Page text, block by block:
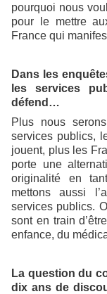
pourquoi nous
pour le mettre
France qui
Dans les
les services
défend…
Plus nous
services publics,
jouent, plus les
porte une
originalité en
mettons aussi
services publics.
sont en train
enfance, du
La question du
dix ans de